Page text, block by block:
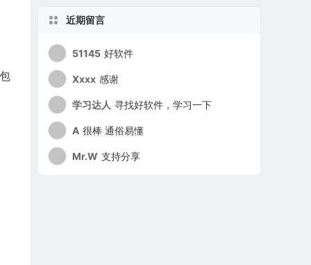
近期留言
51145 好软件
Xxxx 感谢
学习达人 寻找好软件，学习一下
A 很棒 通俗易懂
Mr.W 支持分享